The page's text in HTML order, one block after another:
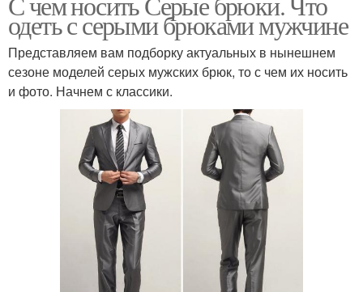
одеть с серыми брюками мужчине
Представляем вам подборку актуальных в нынешнем
сезоне моделей серых мужских брюк, то с чем их носить
и фото. Начнем с классики.